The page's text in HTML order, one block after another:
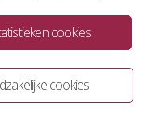
Klachtenregeling
cookies
cookies